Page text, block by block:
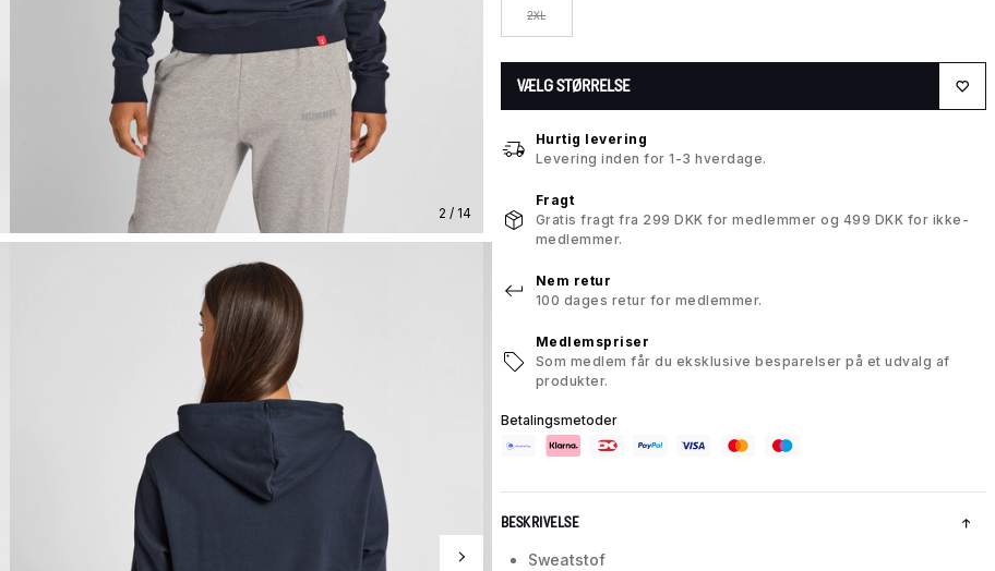
2 / 14
2XL
VÆLG STØRRELSE
Hurtig levering
Levering inden for 1-3 hverdage.
Fragt
Gratis fragt fra 299 DKK for medlemmer og 499 DKK for ikke-
medlemmer.
Nem retur
100 dages retur for medlemmer.
Medlemspriser
Som medlem får du eksklusive besparelser på et udvalg af
produkter.
Betalingsmetoder
BESKRIVELSE
Sweatstof